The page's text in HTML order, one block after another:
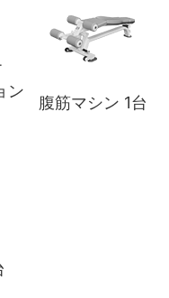
ン
腹筋マシン 1台